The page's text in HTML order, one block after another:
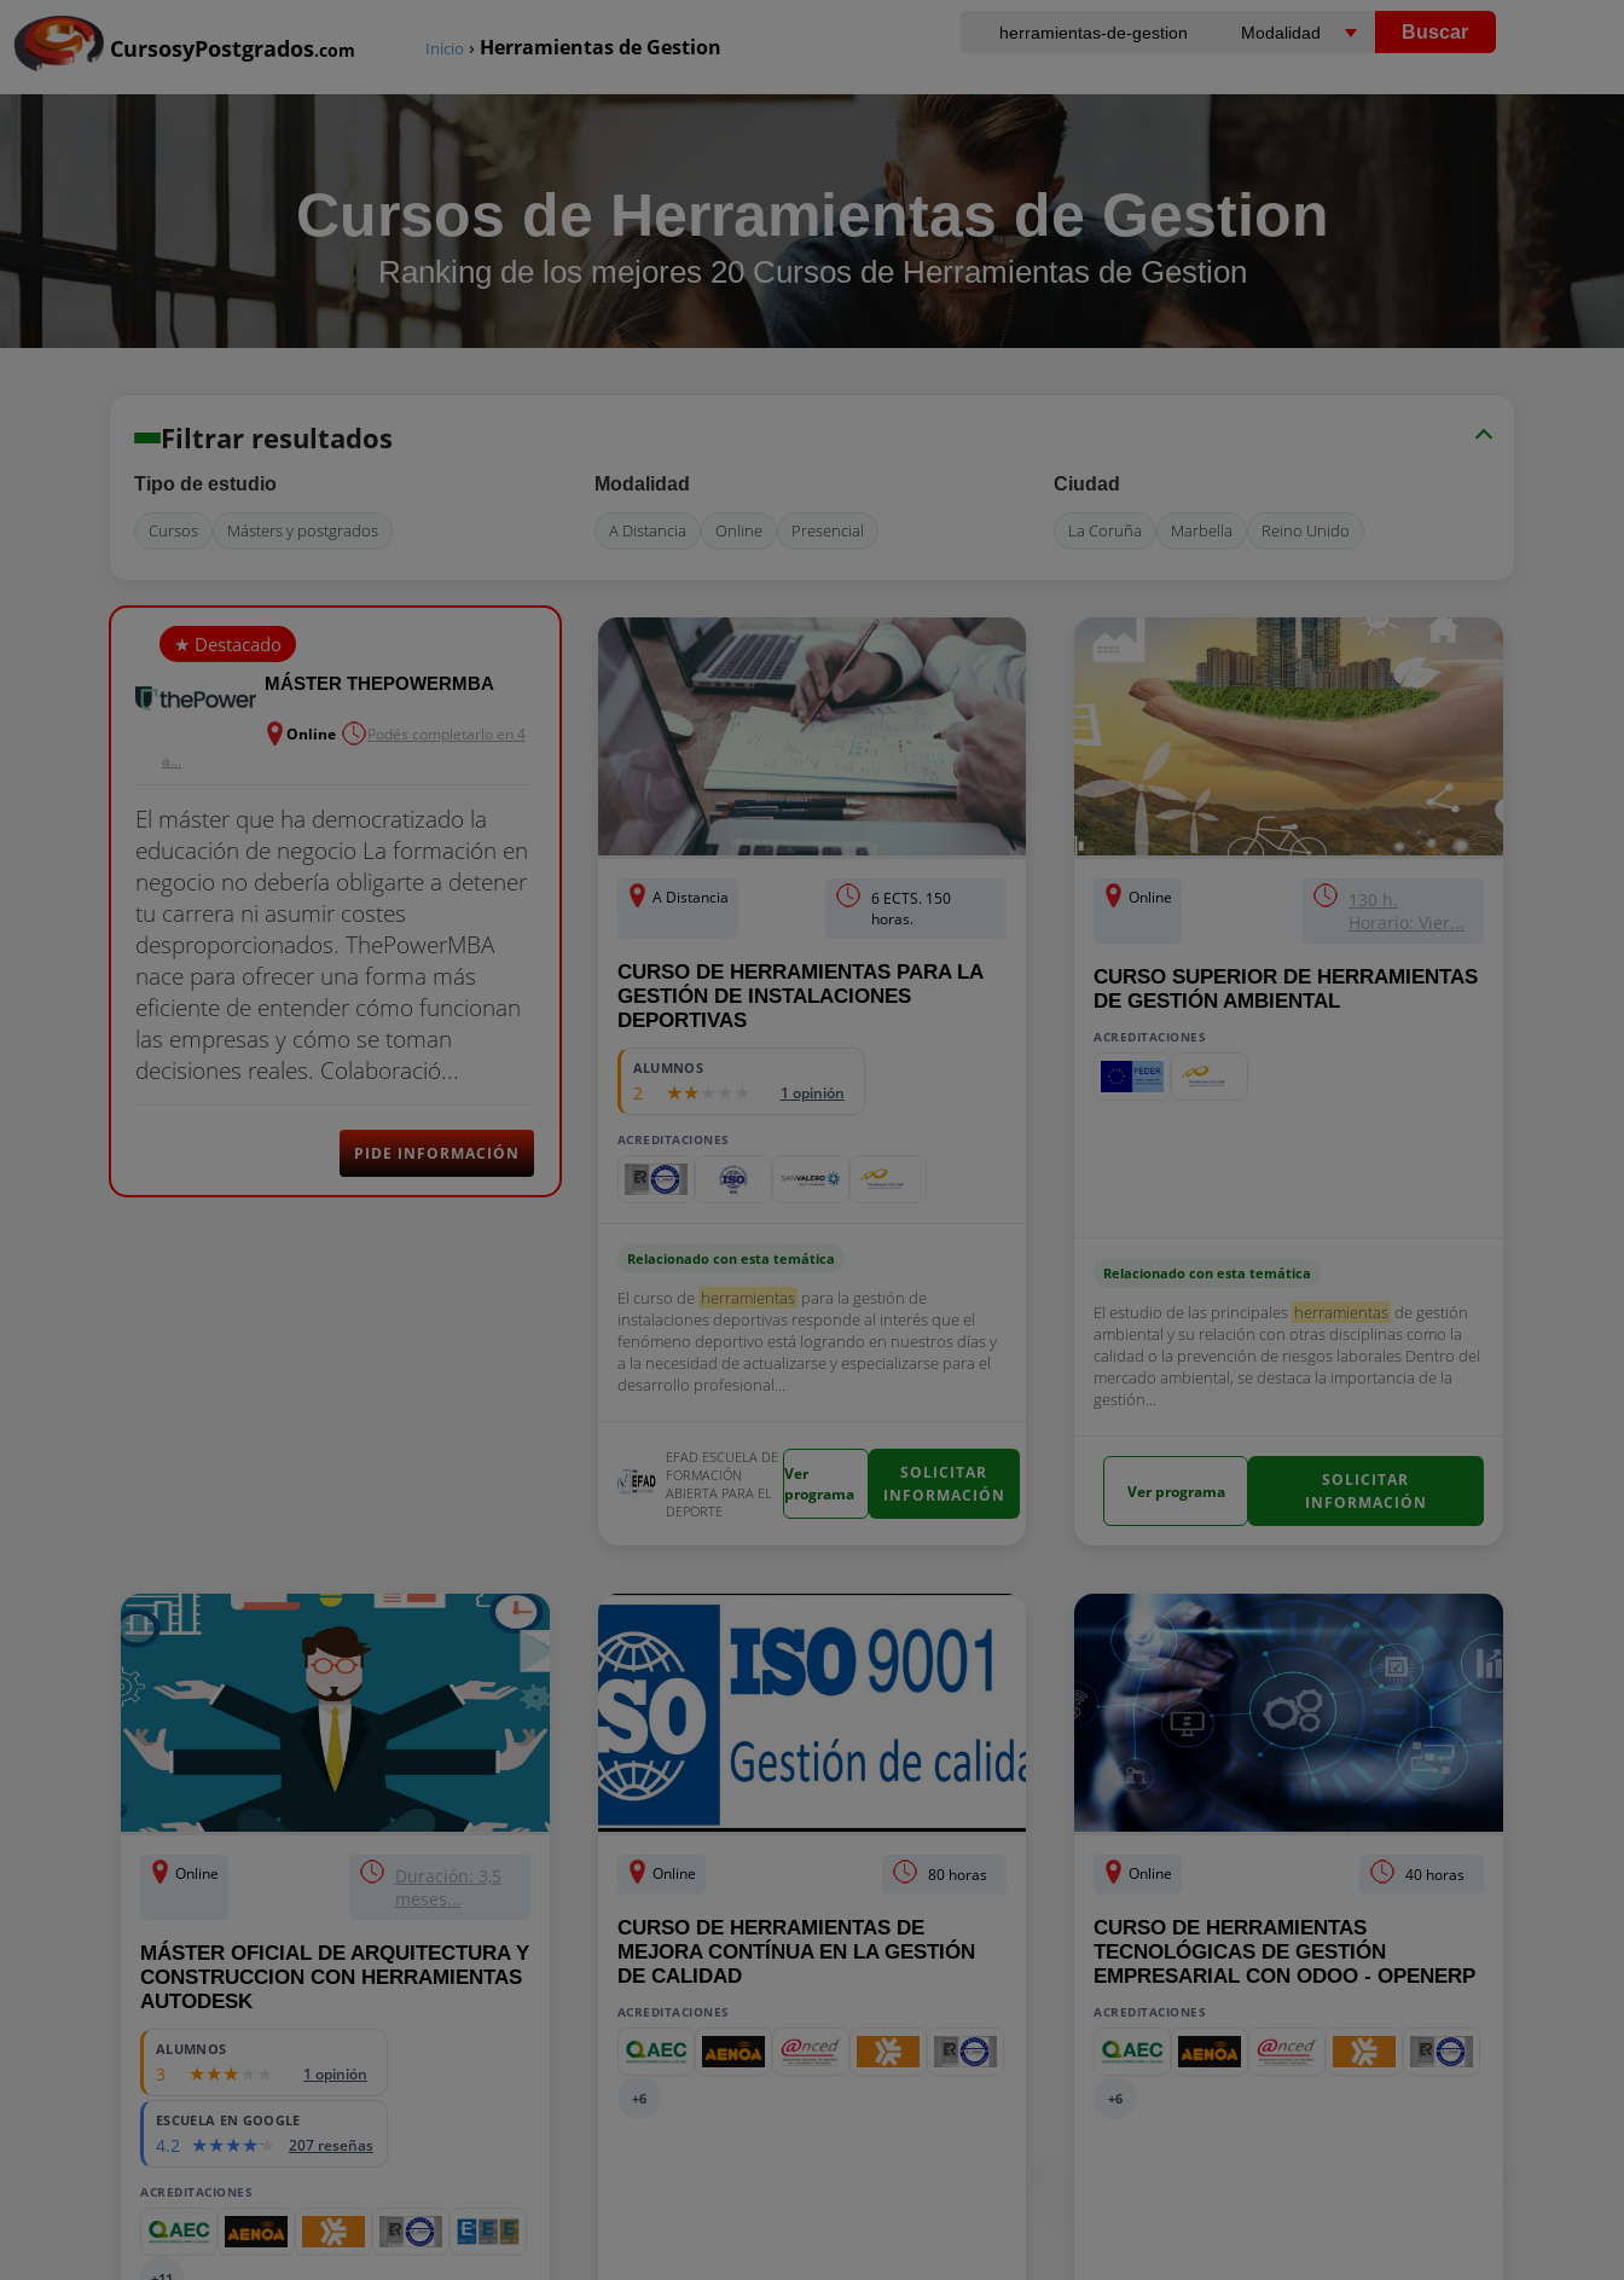
CursosyPostgrados.com
Buscar
Inicio › Herramientas de Gestion
Cursos de Herramientas de Gestion
Ranking de los mejores 20 Cursos de Herramientas de Gestion
Filtrar resultados
Tipo de estudio
Cursos Másters y postgrados
Modalidad
A Distancia Online Presencial
Ciudad
La Coruña Marbella Reino Unido
MÁSTER THEPOWERMBA
Online
Podés completarlo en 4
a...
El máster que ha democratizado la
educación de negocio La formación en
negocio no debería obligarte a detener
tu carrera ni asumir costes
desproporcionados. ThePowerMBA
nace para ofrecer una forma más
eficiente de entender cómo funcionan
las empresas y cómo se toman
decisiones reales. Colaboració...
PIDE INFORMACIÓN
A Distancia
6 ECTS. 150
horas.
CURSO DE HERRAMIENTAS PARA LA
GESTIÓN DE INSTALACIONES
DEPORTIVAS
ALUMNOS
2 1 opinión
ACREDITACIONES
Relacionado con esta temática
El curso de herramientas para la gestión de
instalaciones deportivas responde al interés que el
fenómeno deportivo está logrando en nuestros días y
a la necesidad de actualizarse y especializarse para el
desarrollo profesional...
EFAD ESCUELA DE
FORMACIÓN
ABIERTA PARA EL
DEPORTE
Ver
programa
SOLICITAR
INFORMACIÓN
Online
130 h.
Horario: Vier...
CURSO SUPERIOR DE HERRAMIENTAS
DE GESTIÓN AMBIENTAL
ACREDITACIONES
Relacionado con esta temática
El estudio de las principales herramientas de gestión
ambiental y su relación con otras disciplinas como la
calidad o la prevención de riesgos laborales Dentro del
mercado ambiental, se destaca la importancia de la
gestión...
Ver programa
SOLICITAR
INFORMACIÓN
Online
Duración: 3,5
meses...
MÁSTER OFICIAL DE ARQUITECTURA Y
CONSTRUCCION CON HERRAMIENTAS
AUTODESK
ALUMNOS
3 1 opinión
ESCUELA EN GOOGLE
4.2 207 reseñas
ACREDITACIONES
Online 80 horas
CURSO DE HERRAMIENTAS DE
MEJORA CONTÍNUA EN LA GESTIÓN
DE CALIDAD
ACREDITACIONES
+6
Online 40 horas
CURSO DE HERRAMIENTAS
TECNOLÓGICAS DE GESTIÓN
EMPRESARIAL CON ODOO - OPENERP
ACREDITACIONES
+6